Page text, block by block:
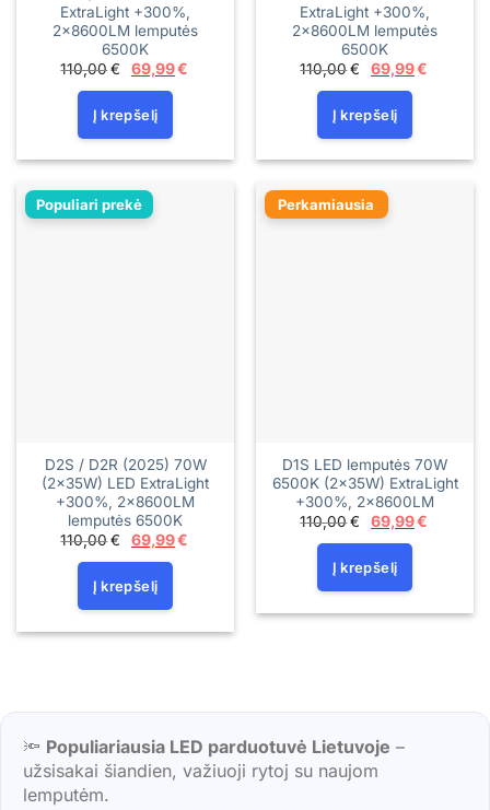
ExtraLight +300%,
2x8600LM lemputės
6500K
110,00€
Original
price
was:
110,00€.
69,99€
Į krepšelį
ExtraLight +300%,
2x8600LM lemputės
6500K
110,00€
Original
price
was:
110,00€.
69,99€
Į krepšelį
Populiari prekė
D2S / D2R (2025) 70W
(2x35W) LED ExtraLight
+300%, 2x8600LM
lemputės 6500K
110,00€
Original
price
was:
110,00€.
69,99€
Į krepšelį
Perkamiausia
D1S LED lemputės 70W
6500K (2×35W) ExtraLight
+300%, 2×8600LM
110,00€
Original
price
was:
110,00€.
69,99€
Į krepšelį
🔦 Populiariausia LED parduotuvė Lietuvoje –
užsisakai šiandien, važiuoji rytoj su naujom
lemputėm.